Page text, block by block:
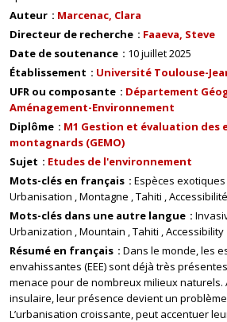
Auteur
Marcenac, Clara
Directeur de recherche
Faaeva, Steve
Date de soutenance
10 juillet 2025
Établissement
Université Toulouse-
UFR ou composante
Département
Aménagement-Environnement
Diplôme
M1 Gestion et évaluation des
montagnards (GEMO)
Sujet
Etudes de l'environnement
Mots-clés en français
Espèces
Urbanisation Montagne Tahiti Accessibilité
Mots-clés dans une autre langue
Urbanization Mountain Tahiti Accessibility
Résumé en français
Dans le monde, les
envahissantes (EEE) sont déjà très
menace pour de nombreux milieux naturels.
insulaire, leur présence devient un
L’urbanisation croissante, peut accentuer